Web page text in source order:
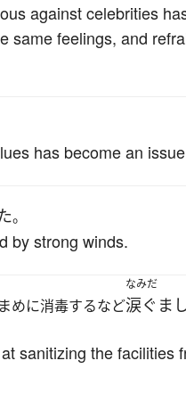
against celebrities
same feelings, and
has become an
。
by strong winds.
めに消毒するなど
なみだ
涙ぐま
sanitizing the facilities